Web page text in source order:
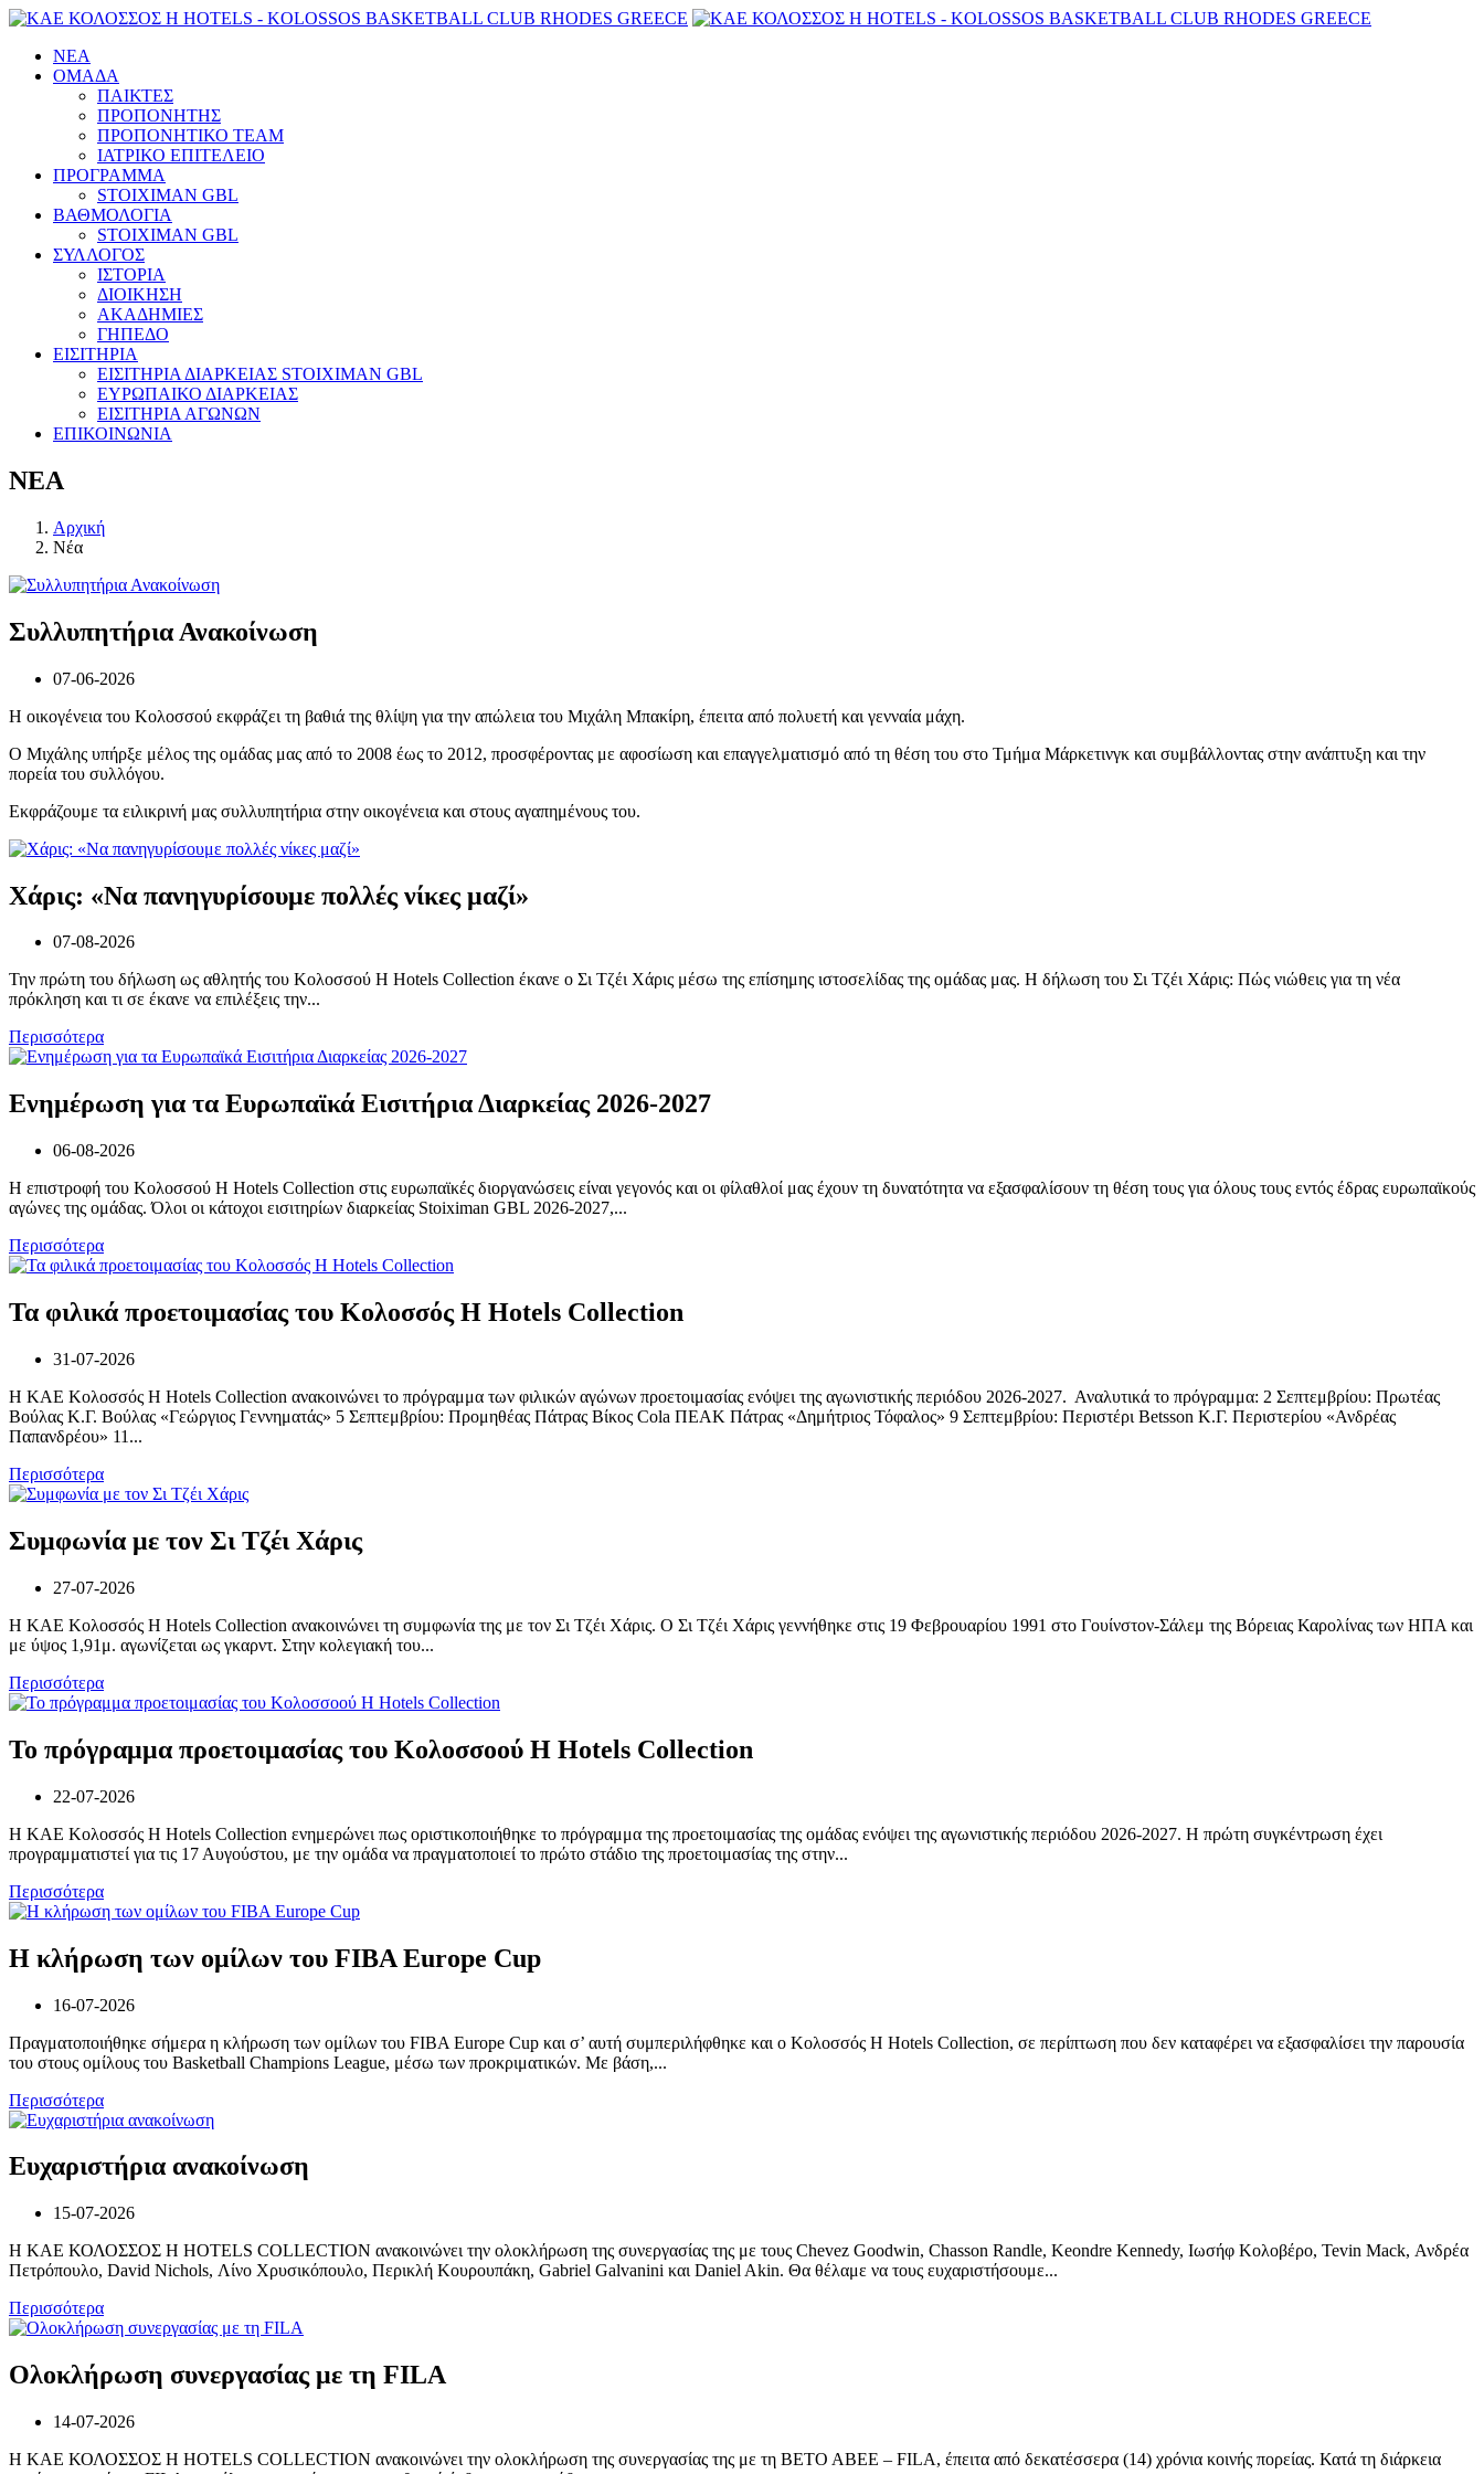
ΝΕΑ
ΟΜΑΔΑ
ΠΑΙΚΤΕΣ
ΠΡΟΠΟΝΗΤΗΣ
ΠΡΟΠΟΝΗΤΙΚΟ TEAM
ΙΑΤΡΙΚΟ ΕΠΙΤΕΛΕΙΟ
ΠΡΟΓΡΑΜΜΑ
STOIXIMAN GBL
ΒΑΘΜΟΛΟΓΙΑ
STOIXIMAN GBL
ΣΥΛΛΟΓΟΣ
ΙΣΤΟΡΙΑ
ΔΙΟΙΚΗΣΗ
ΑΚΑΔΗΜΙΕΣ
ΓΗΠΕΔΟ
ΕΙΣΙΤΗΡΙΑ
ΕΙΣΙΤΗΡΙΑ ΔΙΑΡΚΕΙΑΣ STOIXIMAN GBL
ΕΥΡΩΠΑΙΚΟ ΔΙΑΡΚΕΙΑΣ
ΕΙΣΙΤΗΡΙΑ ΑΓΩΝΩΝ
ΕΠΙΚΟΙΝΩΝΙΑ
ΝΕΑ
Αρχική
Νέα
Συλλυπητήρια Ανακοίνωση
07-06-2026
Η οικογένεια του Κολοσσού εκφράζει τη βαθιά της θλίψη για την απώλεια του Μιχάλη Μπακίρη, έπειτα από πολυετή και γενναία μάχη.
Ο Μιχάλης υπήρξε μέλος της ομάδας μας από το 2008 έως το 2012, προσφέροντας με αφοσίωση και επαγγελματισμό από τη θέση του στο Τμήμα Μάρκετινγκ και συμβάλλοντας στην ανάπτυξη και την
πορεία του συλλόγου.
Εκφράζουμε τα ειλικρινή μας συλλυπητήρια στην οικογένεια και στους αγαπημένους του.
Χάρις: «Να πανηγυρίσουμε πολλές νίκες μαζί»
07-08-2026
Την πρώτη του δήλωση ως αθλητής του Κολοσσού H Hotels Collection έκανε ο Σι Τζέι Χάρις μέσω της επίσημης ιστοσελίδας της ομάδας μας. Η δήλωση του Σι Τζέι Χάρις: Πώς νιώθεις για τη νέα
πρόκληση και τι σε έκανε να επιλέξεις την...
Περισσότερα
Ενημέρωση για τα Ευρωπαϊκά Εισιτήρια Διαρκείας 2026-2027
06-08-2026
Η επιστροφή του Κολοσσού H Hotels Collection στις ευρωπαϊκές διοργανώσεις είναι γεγονός και οι φίλαθλοί μας έχουν τη δυνατότητα να εξασφαλίσουν τη θέση τους για όλους τους εντός έδρας ευρωπαϊκούς
αγώνες της ομάδας. Όλοι οι κάτοχοι εισιτηρίων διαρκείας Stoiximan GBL 2026-2027,...
Περισσότερα
Τα φιλικά προετοιμασίας του Κολοσσός H Hotels Collection
31-07-2026
Η ΚΑΕ Κολοσσός H Hotels Collection ανακοινώνει το πρόγραμμα των φιλικών αγώνων προετοιμασίας ενόψει της αγωνιστικής περιόδου 2026-2027. Αναλυτικά το πρόγραμμα: 2 Σεπτεμβρίου: Πρωτέας
Βούλας Κ.Γ. Βούλας «Γεώργιος Γεννηματάς» 5 Σεπτεμβρίου: Προμηθέας Πάτρας Βίκος Cola ΠΕΑΚ Πάτρας «Δημήτριος Τόφαλος» 9 Σεπτεμβρίου: Περιστέρι Betsson Κ.Γ. Περιστερίου «Ανδρέας
Παπανδρέου» 11...
Περισσότερα
Συμφωνία με τον Σι Τζέι Χάρις
27-07-2026
Η ΚΑΕ Κολοσσός H Hotels Collection ανακοινώνει τη συμφωνία της με τον Σι Τζέι Χάρις. Ο Σι Τζέι Χάρις γεννήθηκε στις 19 Φεβρουαρίου 1991 στο Γουίνστον-Σάλεμ της Βόρειας Καρολίνας των ΗΠΑ και
με ύψος 1,91μ. αγωνίζεται ως γκαρντ. Στην κολεγιακή του...
Περισσότερα
Το πρόγραμμα προετοιμασίας του Κολοσσoού H Hotels Collection
22-07-2026
Η ΚΑΕ Κολοσσός H Hotels Collection ενημερώνει πως οριστικοποιήθηκε το πρόγραμμα της προετοιμασίας της ομάδας ενόψει της αγωνιστικής περιόδου 2026-2027. Η πρώτη συγκέντρωση έχει
προγραμματιστεί για τις 17 Αυγούστου, με την ομάδα να πραγματοποιεί το πρώτο στάδιο της προετοιμασίας της στην...
Περισσότερα
Η κλήρωση των ομίλων του FIBA Europe Cup
16-07-2026
Πραγματοποιήθηκε σήμερα η κλήρωση των ομίλων του FIBA Europe Cup και σ’ αυτή συμπεριλήφθηκε και ο Κολοσσός H Hotels Collection, σε περίπτωση που δεν καταφέρει να εξασφαλίσει την παρουσία
του στους ομίλους του Basketball Champions League, μέσω των προκριματικών. Με βάση,...
Περισσότερα
Ευχαριστήρια ανακοίνωση
15-07-2026
Η ΚΑΕ ΚΟΛΟΣΣΟΣ H HOTELS COLLECTION ανακοινώνει την ολοκλήρωση της συνεργασίας της με τους Chevez Goodwin, Chasson Randle, Keondre Kennedy, Ιωσήφ Κολοβέρο, Tevin Mack, Ανδρέα
Πετρόπουλο, David Nichols, Λίνο Χρυσικόπουλο, Περικλή Κουρουπάκη, Gabriel Galvanini και Daniel Akin. Θα θέλαμε να τους ευχαριστήσουμε...
Περισσότερα
Ολοκλήρωση συνεργασίας με τη FILA
14-07-2026
Η ΚΑΕ ΚΟΛΟΣΣΟΣ H HOTELS COLLECTION ανακοινώνει την ολοκλήρωση της συνεργασίας της με τη ΒΕΤΟ ΑΒΕΕ – FILA, έπειτα από δεκατέσσερα (14) χρόνια κοινής πορείας. Κατά τη διάρκεια